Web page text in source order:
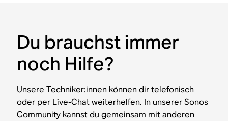
Du brauchst immer
noch Hilfe?
Unsere Techniker:innen können dir telefonisch
oder per Live-Chat weiterhelfen. In unserer Sonos
Community kannst du gemeinsam mit anderen